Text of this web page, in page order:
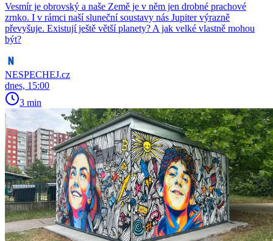
Vesmír je obrovský a naše Země je v něm jen drobné prachové
zrnko. I v rámci naší sluneční soustavy nás Jupiter výrazně
převyšuje. Existují ještě větší planety? A jak velké vlastně mohou
být?
NESPECHEJ.cz
dnes, 15:00
3 min